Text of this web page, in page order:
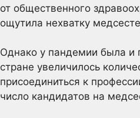
от общественного
ощутила нехватку
Однако у пандемии была и
стране увеличилось
присоединиться к
число кандидатов на